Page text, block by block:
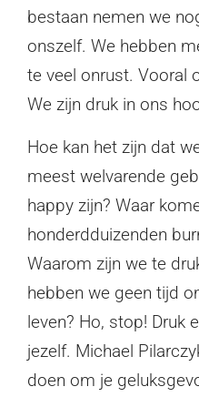
bestaan nemen we
onszelf. We hebben
te veel onrust. Vooral
We zijn druk in ons
Hoe kan het zijn dat
meest welvarende
happy zijn? Waar
honderdduizenden
Waarom zijn we te
hebben we geen tijd
leven? Ho, stop! Druk
jezelf. Michael
doen om je